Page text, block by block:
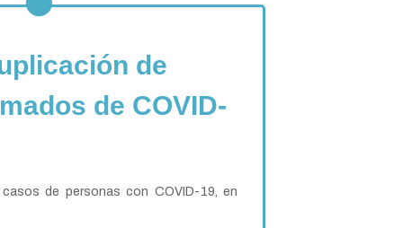
de
de COVID-
de personas con COVID-19, en